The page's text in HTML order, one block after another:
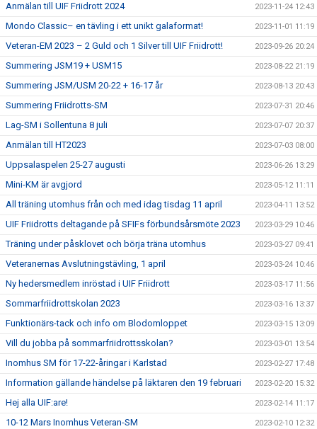
Anmälan till UIF Friidrott 2024 2023-11-24 12:43
Mondo Classic– en tävling i ett unikt galaformat! 2023-11-01 11:19
Veteran-EM 2023 – 2 Guld och 1 Silver till UIF Friidrott! 2023-09-26 20:24
Summering JSM19 + USM15 2023-08-22 21:19
Summering JSM/USM 20-22 + 16-17 år 2023-08-13 20:43
Summering Friidrotts-SM 2023-07-31 20:46
Lag-SM i Sollentuna 8 juli 2023-07-07 20:37
Anmälan till HT2023 2023-07-03 08:00
Uppsalaspelen 25-27 augusti 2023-06-26 13:29
Mini-KM är avgjord 2023-05-12 11:11
All träning utomhus från och med idag tisdag 11 april 2023-04-11 13:52
UIF Friidrotts deltagande på SFIFs förbundsårsmöte 2023 2023-03-29 10:46
Träning under påsklovet och börja träna utomhus 2023-03-27 09:41
Veteranernas Avslutningstävling, 1 april 2023-03-24 10:46
Ny hedersmedlem inröstad i UIF Friidrott 2023-03-17 11:56
Sommarfriidrottskolan 2023 2023-03-16 13:37
Funktionärs-tack och info om Blodomloppet 2023-03-15 13:09
Vill du jobba på sommarfriidrottsskolan? 2023-03-01 13:54
Inomhus SM för 17-22-åringar i Karlstad 2023-02-27 17:48
Information gällande händelse på läktaren den 19 februari 2023-02-20 15:32
Hej alla UIF:are! 2023-02-14 11:17
10-12 Mars Inomhus Veteran-SM 2023-02-10 12:32